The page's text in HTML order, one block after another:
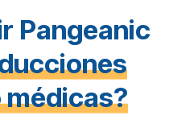
Pangeanic